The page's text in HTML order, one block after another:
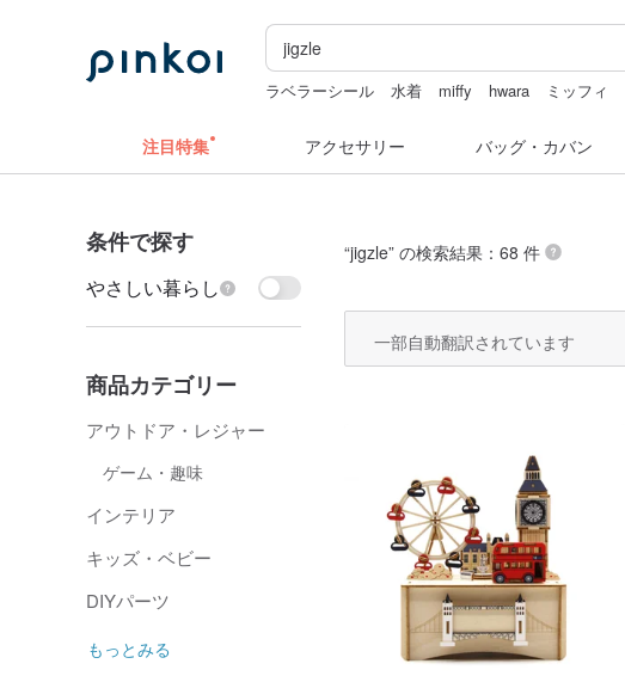
ラベラーシール 水着 miffy hwara ミッフィ
注目特集 アクセサリー バッグ・カバン
条件で探す
やさしい暮らし
商品カテゴリー
アウトドア・レジャー
ゲーム・趣味
インテリア
キッズ・ベビー
DIYパーツ
もっとみる
“jigzle” の検索結果：68 件
一部自動翻訳されています